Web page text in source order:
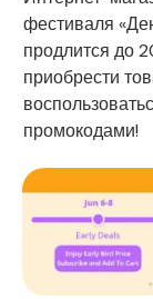
фестиваля
продлится до
приобрести
промокодами!